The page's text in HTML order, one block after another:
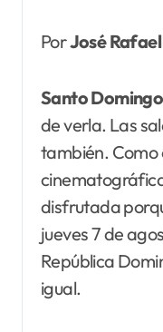
PorJosé
Santo
de verla. Las
también. Como
disfrutada
jueves 7 de
República
igual.